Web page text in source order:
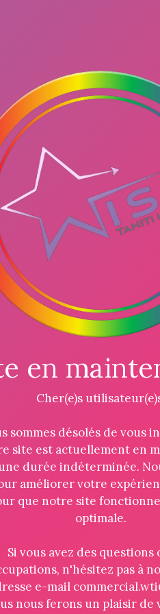
en
Cher(e)s
sommes désolés de vous
site est actuellement en
durée indéterminée.
améliorer votre
que notre site
optimale.
Si vous avez des questions
n'hésitez pas à
e-mail
nous ferons un plaisir de